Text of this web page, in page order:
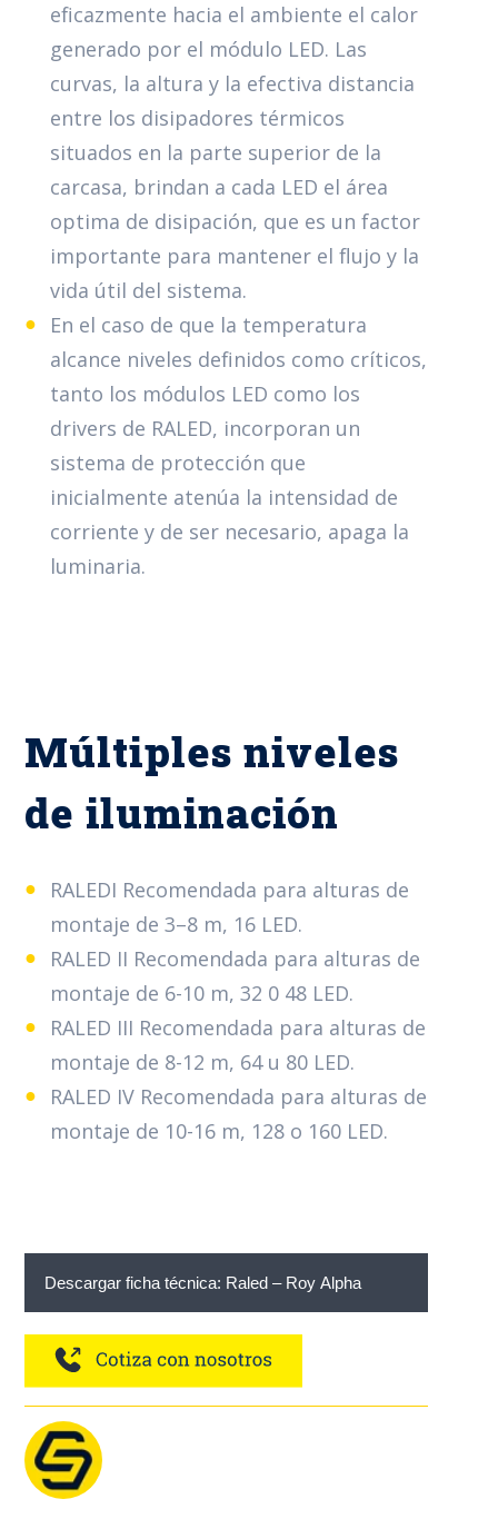
eficazmente hacia el ambiente el calor
generado por el módulo LED. Las
curvas, la altura y la efectiva distancia
entre los disipadores térmicos
situados en la parte superior de la
carcasa, brindan a cada LED el área
optima de disipación, que es un factor
importante para mantener el flujo y la
vida útil del sistema.
En el caso de que la temperatura
alcance niveles definidos como críticos,
tanto los módulos LED como los
drivers de RALED, incorporan un
sistema de protección que
inicialmente atenúa la intensidad de
corriente y de ser necesario, apaga la
luminaria.
Múltiples niveles
de iluminación
RALEDI Recomendada para alturas de
montaje de 3–8 m, 16 LED.
RALED II Recomendada para alturas de
montaje de 6-10 m, 32 0 48 LED.
RALED III Recomendada para alturas de
montaje de 8-12 m, 64 u 80 LED.
RALED IV Recomendada para alturas de
montaje de 10-16 m, 128 o 160 LED.
Descargar ficha técnica: Raled – Roy Alpha